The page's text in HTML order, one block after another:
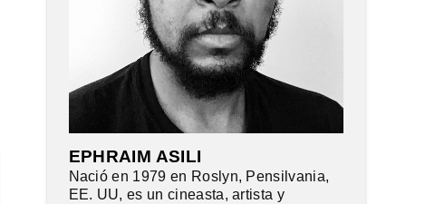
EPHRAIM ASILI
Nació en 1979 en Roslyn, Pensilvania,
EE. UU, es un cineasta, artista y